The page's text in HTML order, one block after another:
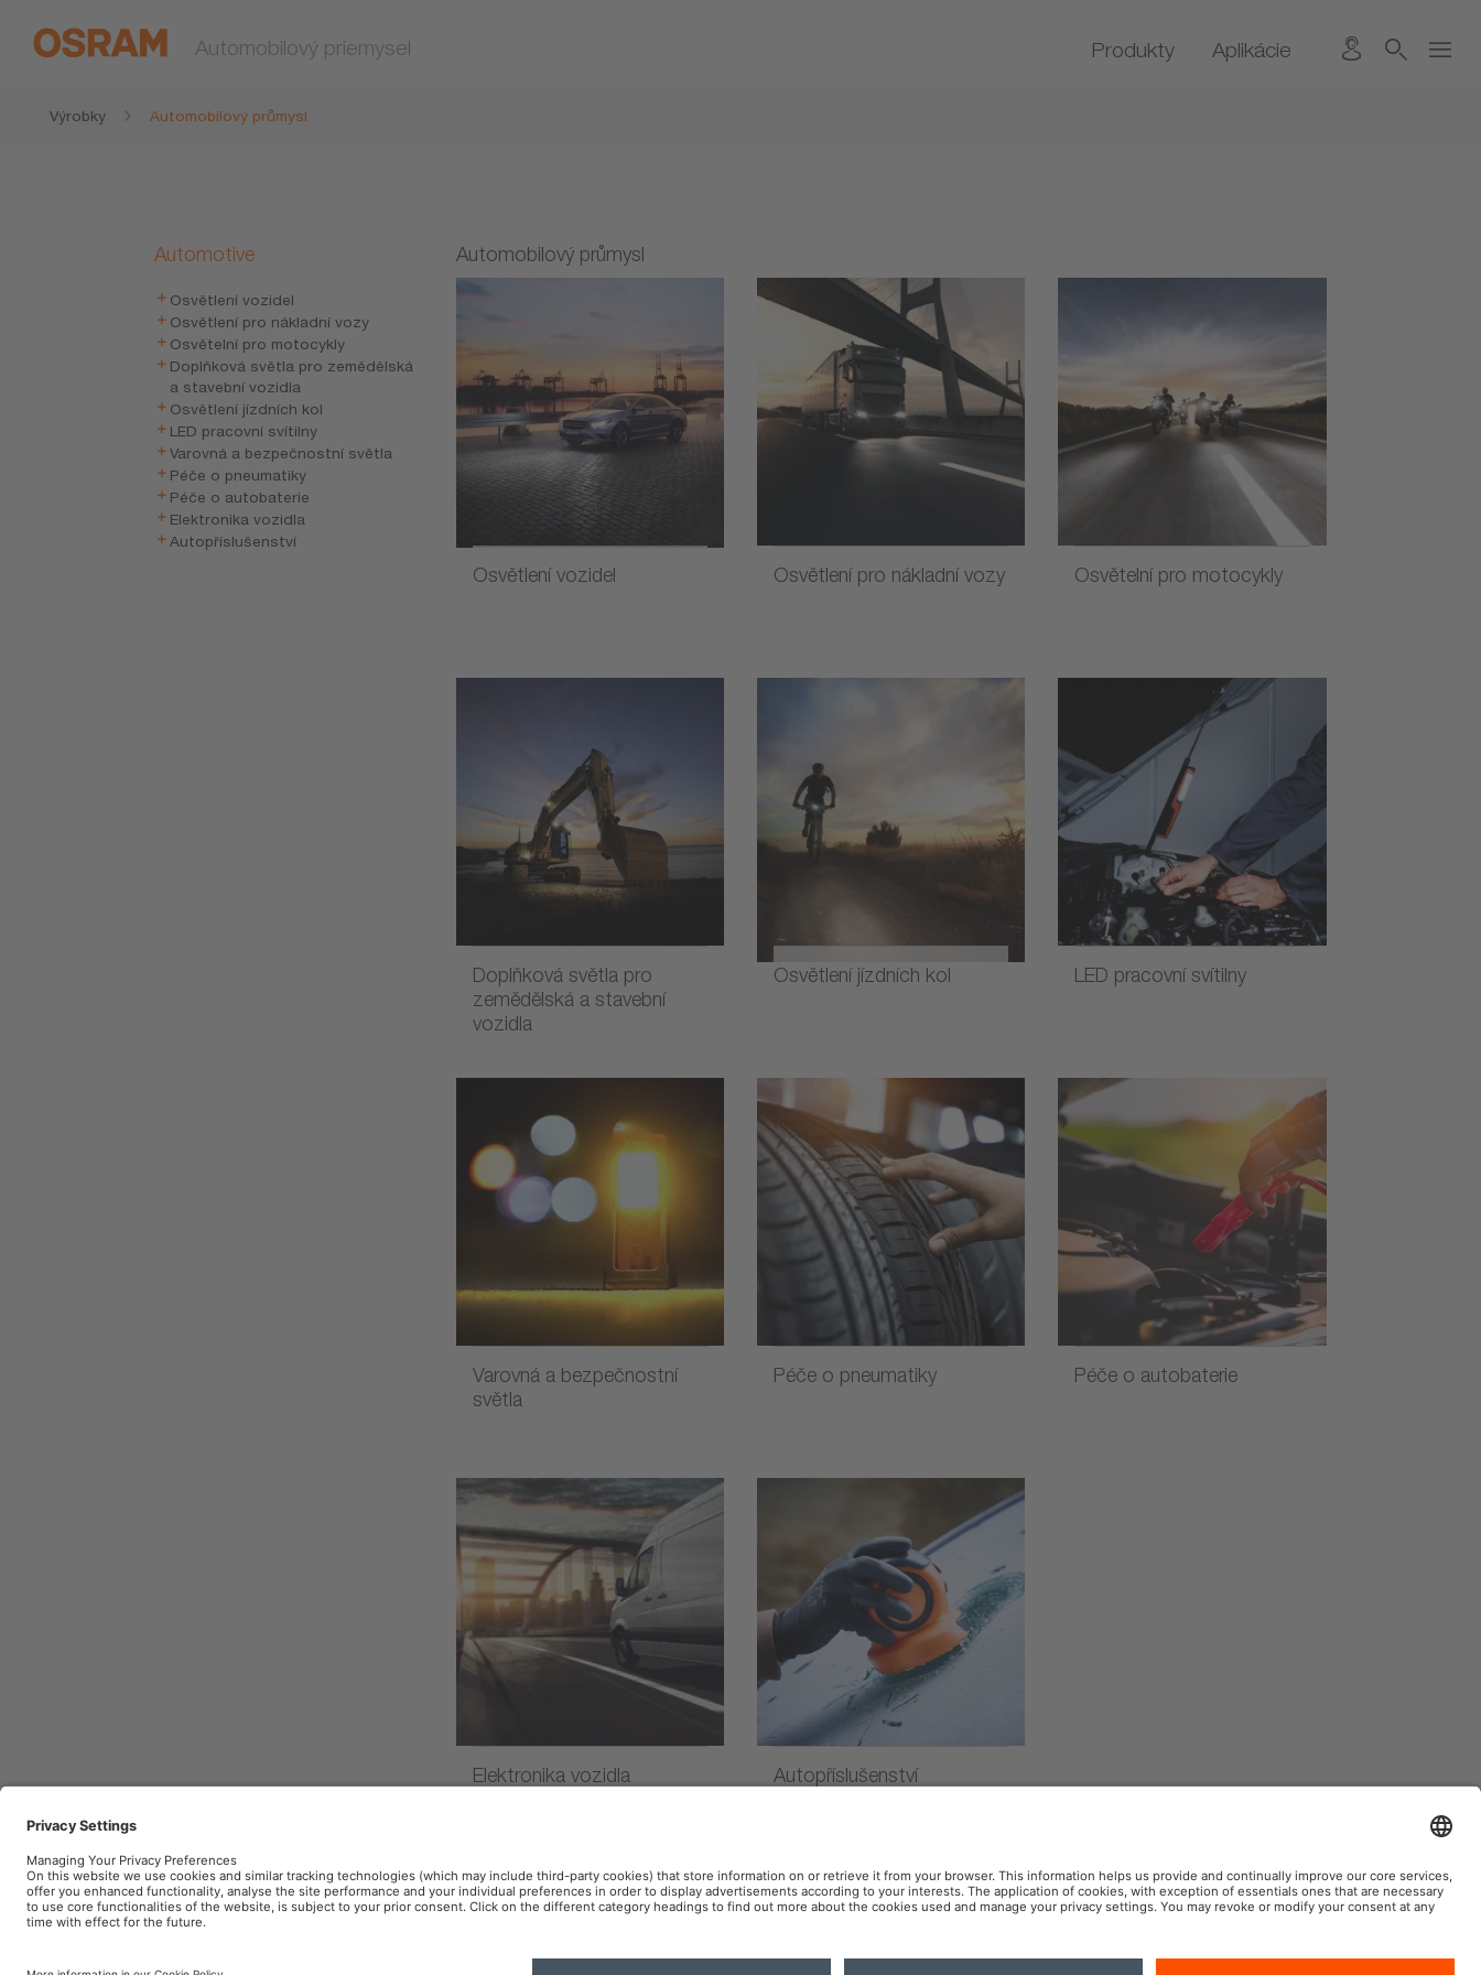
Automobilový priemysel Produkty Aplikácie
Výrobky Automobilový průmysl
Automotive
Osvětlení vozidel
Osvětlení pro nákladní vozy
Osvětelní pro motocykly
Doplňková světla pro zemědělská
a stavební vozidla
Osvětlení jízdních kol
LED pracovní svítilny
Varovná a bezpečnostní světla
Péče o pneumatiky
Péče o autobaterie
Elektronika vozidla
Autopříslušenství
Automobilový průmysl
Osvětlení vozidel Osvětlení pro nákladní vozy Osvětelní pro motocykly
Doplňková světla pro
zemědělská a stavební
vozidla
Osvětlení jízdních kol LED pracovní svítilny
Varovná a bezpečnostní
světla
Péče o pneumatiky Péče o autobaterie
Elektronika vozidla Autopříslušenství
OSRAM na sociálnej sieti
Pravidlá pre ochranu dát Pravidlá pre cookies